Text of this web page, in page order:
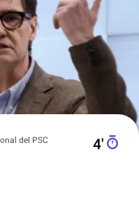
del PSC
4′